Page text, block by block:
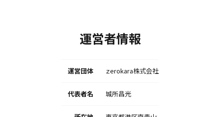
運営者情報
運営団体 ｚerokara株式会社
代表者名 城所昌光